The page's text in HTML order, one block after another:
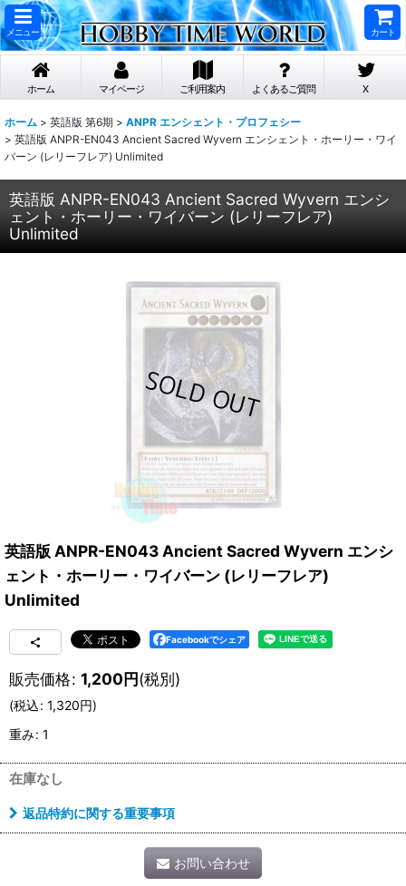
メニュー カート
ホーム マイページ ご利用案内 よくあるご質問 X
ホーム > 英語版 第6期 > ANPR エンシェント・プロフェシー
> 英語版 ANPR-EN043 Ancient Sacred Wyvern エンシェント・ホーリー・ワイ
バーン (レリーフレア) Unlimited
英語版 ANPR-EN043 Ancient Sacred Wyvern エンシ
ェント・ホーリー・ワイバーン (レリーフレア)
Unlimited
英語版 ANPR-EN043 Ancient Sacred Wyvern エンシ
ェント・ホーリー・ワイバーン (レリーフレア)
Unlimited
Facebookでシェア
販売価格: 1,200円(税別)
(税込: 1,320円)
重み: 1
在庫なし
返品特約に関する重要事項
お問い合わせ